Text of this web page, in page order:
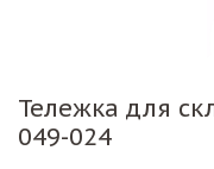
Тележка для
049-024